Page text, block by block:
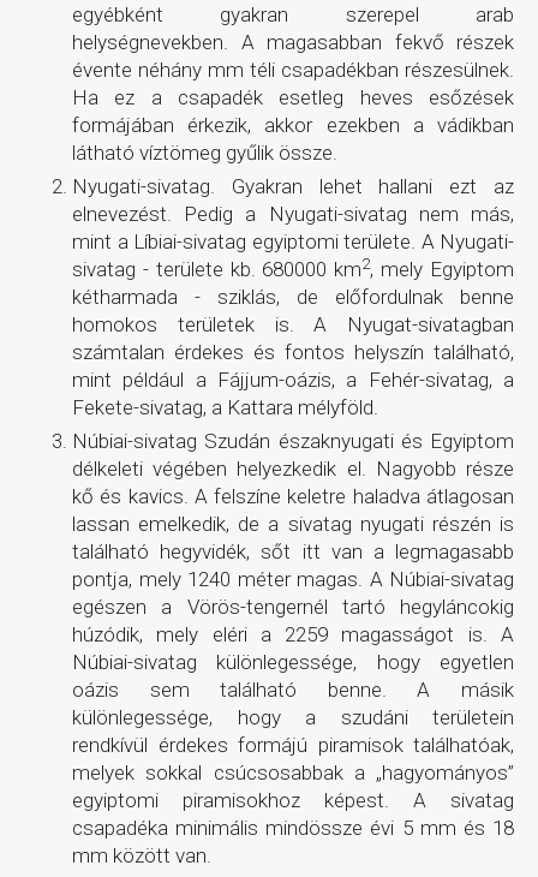
egyébként gyakran szerepel arab
helységnevekben. A magasabban fekvő részek
évente néhány mm téli csapadékban részesülnek.
Ha ez a csapadék esetleg heves esőzések
formájában érkezik, akkor ezekben a vádikban
látható víztömeg gyűlik össze.
Nyugati-sivatag. Gyakran lehet hallani ezt az
elnevezést. Pedig a Nyugati-sivatag nem más,
mint a Líbiai-sivatag egyiptomi területe. A Nyugati-
sivatag - területe kb. 680000 km2, mely Egyiptom
kétharmada - sziklás, de előfordulnak benne
homokos területek is. A Nyugat-sivatagban
számtalan érdekes és fontos helyszín található,
mint például a Fájjum-oázis, a Fehér-sivatag, a
Fekete-sivatag, a Kattara mélyföld.
Núbiai-sivatag Szudán északnyugati és Egyiptom
délkeleti végében helyezkedik el. Nagyobb része
kő és kavics. A felszíne keletre haladva átlagosan
lassan emelkedik, de a sivatag nyugati részén is
található hegyvidék, sőt itt van a legmagasabb
pontja, mely 1240 méter magas. A Núbiai-sivatag
egészen a Vörös-tengernél tartó hegyláncokig
húzódik, mely eléri a 2259 magasságot is. A
Núbiai-sivatag különlegessége, hogy egyetlen
oázis sem található benne. A másik
különlegessége, hogy a szudáni területein
rendkívül érdekes formájú piramisok találhatóak,
melyek sokkal csúcsosabbak a „hagyományos”
egyiptomi piramisokhoz képest. A sivatag
csapadéka minimális mindössze évi 5 mm és 18
mm között van.